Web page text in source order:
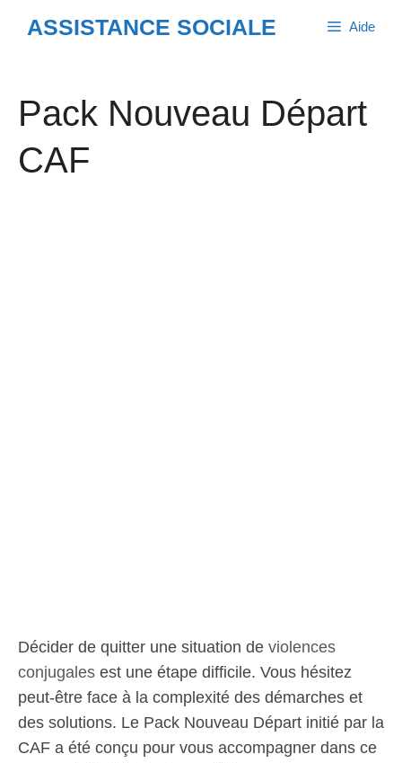
ASSISTANCE SOCIALE Aide
Pack Nouveau Départ
CAF
Décider de quitter une situation de violences
conjugales est une étape difficile. Vous hésitez
peut-être face à la complexité des démarches et
des solutions. Le Pack Nouveau Départ initié par la
CAF a été conçu pour vous accompagner dans ce